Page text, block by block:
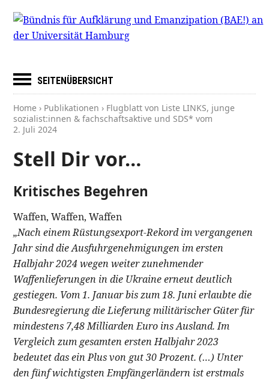
SEITENÜBERSICHT
Home › Publikationen › Flugblatt von Liste LINKS, junge
sozialist:innen & fachschaftsaktive und SDS* vom
2. Juli 2024
Stell Dir vor…
Kritisches Begehren
Waffen, Waffen, Waffen
„Nach einem Rüstungsexport-Rekord im vergangenen
Jahr sind die Ausfuhrgenehmigungen im ersten
Halbjahr 2024 wegen weiter zunehmender
Waffenlieferungen in die Ukraine erneut deutlich
gestiegen. Vom 1. Januar bis zum 18. Juni erlaubte die
Bundesregierung die Lieferung militärischer Güter für
mindestens 7,48 Milliarden Euro ins Ausland. Im
Vergleich zum gesamten ersten Halbjahr 2023
bedeutet das ein Plus von gut 30 Prozent. (…) Unter
den fünf wichtigsten Empfängerländern ist erstmals